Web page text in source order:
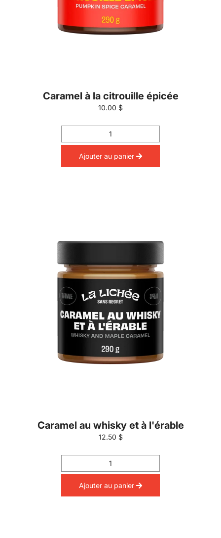
Caramel à la citrouille épicée
10.00 $
Ajouter au panier
Caramel au whisky et à l'érable
12.50 $
Ajouter au panier